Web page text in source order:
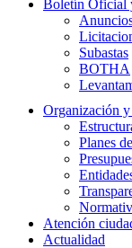
Boletín Oficial
Subastas
BOTHA
Organización
Planes
Atención
Actualidad